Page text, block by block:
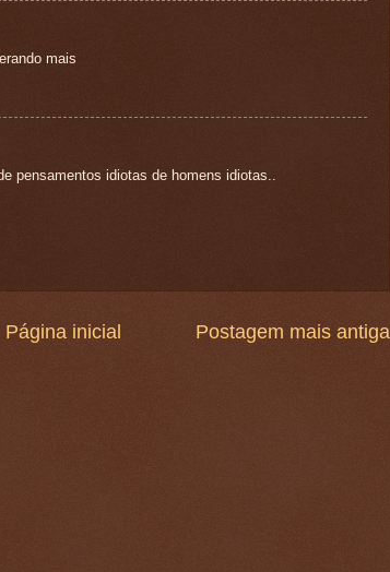
mais
pensamentos idiotas de homens idiotas..
Postagem mais antiga
Página inicial